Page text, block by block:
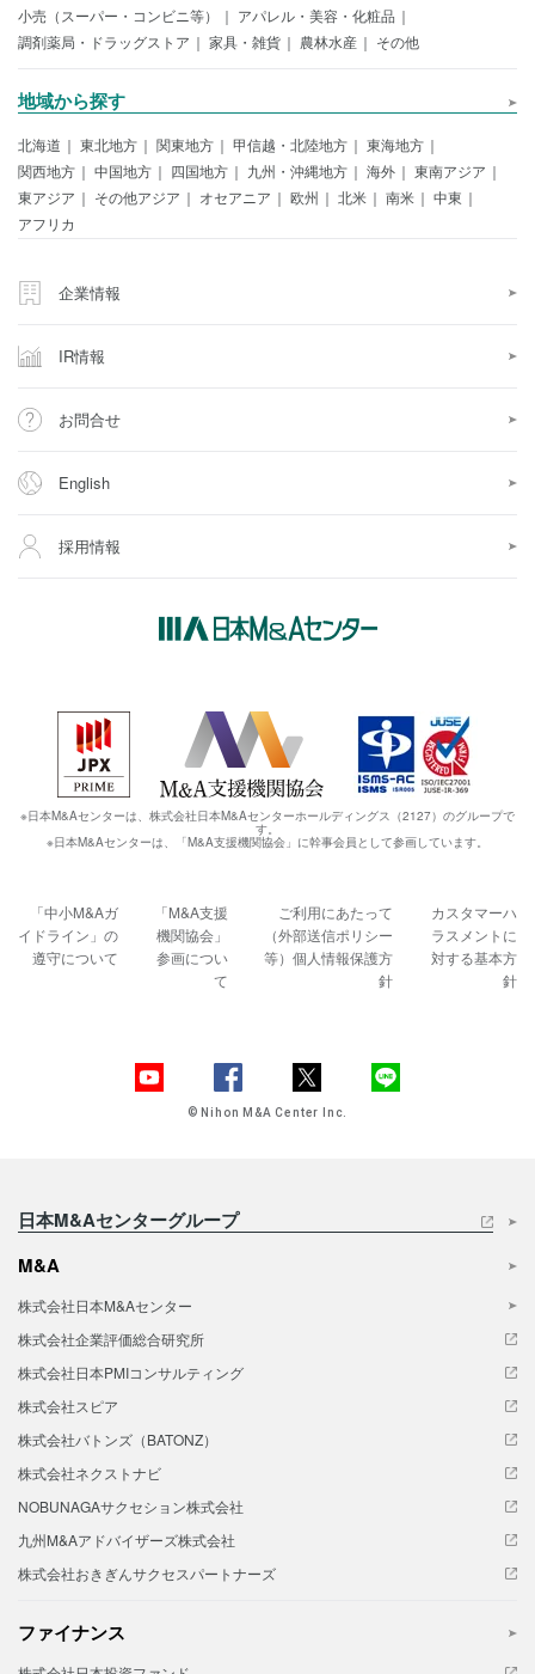
小売（スーパー・コンビニ等）
アパレル・美容・化粧品
調剤薬局・ドラッグストア
家具・雑貨 農林水産 その他
地域から探す
北海道 東北地方 関東地方 甲信越・北陸地方
東海地方
関西地方
中国地方 四国地方 九州・沖縄地方 海外
東南アジア
東アジア
その他アジア オセアニア 欧州 北米 南米
中東
アフリカ
企業情報
IR情報
お問合せ
English
採用情報
※日本M&Aセンターは、株式会社日本M&Aセンターホールディングス（2127）のグループで
す。
※日本M&Aセンターは、「M&A支援機関協会」に幹事会員として参画しています。
「中小M&Aガ
イドライン」の
遵守について
「M&A支援
機関協会」
参画につい
て
ご利用にあたって
（外部送信ポリシー
等）個人情報保護方
針
カスタマーハ
ラスメントに
対する基本方
針
© Nihon M&A Center Inc.
日本M&Aセンターグループ
M&A
株式会社日本M&Aセンター
株式会社企業評価総合研究所
株式会社日本PMIコンサルティング
株式会社スピア
株式会社バトンズ（BATONZ）
株式会社ネクストナビ
NOBUNAGAサクセション株式会社
九州M&Aアドバイザーズ株式会社
株式会社おきぎんサクセスパートナーズ
ファイナンス